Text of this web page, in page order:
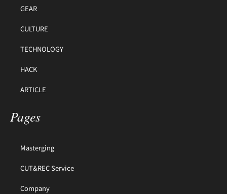
GEAR
CULTURE
TECHNOLOGY
HACK
ARTICLE
Pages
Masterging
CUT&REC Service
Company